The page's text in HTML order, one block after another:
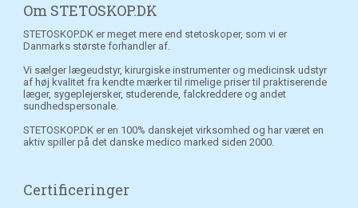
Om STETOSKOP.DK
STETOSKOP.DK er meget mere end stetoskoper, som vi er
Danmarks største forhandler af.
Vi sælger lægeudstyr, kirurgiske instrumenter og medicinsk udstyr
af høj kvalitet fra kendte mærker til rimelige priser til praktiserende
læger, sygeplejersker, studerende, falckreddere og andet
sundhedspersonale.
STETOSKOP.DK er en 100% danskejet virksomhed og har været en
aktiv spiller på det danske medico marked siden 2000.
Certificeringer